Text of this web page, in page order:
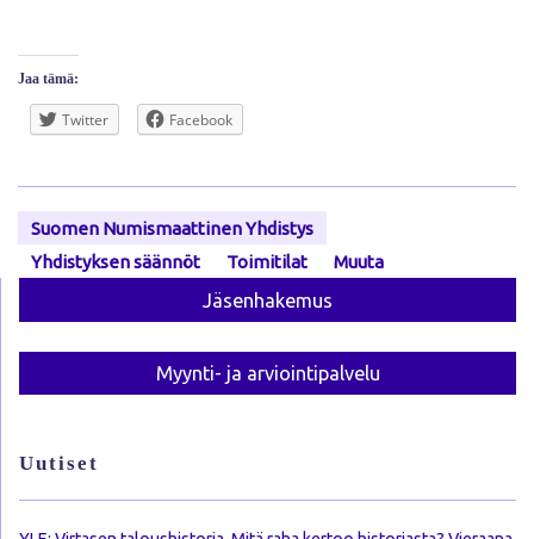
Jaa tämä:
Twitter Facebook
Suomen Numismaattinen Yhdistys
Yhdistyksen säännöt
Toimitilat Muuta
Jäsen­hakemus
Myynti- ja arviointi­palvelu
Uutiset